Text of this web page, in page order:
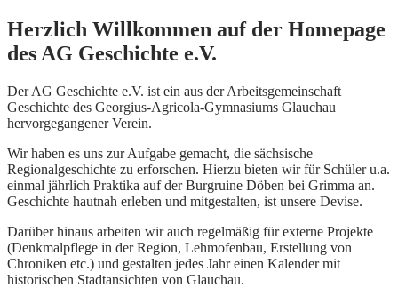
Herzlich Willkommen auf der Homepage
des AG Geschichte e.V.
Der AG Geschichte e.V. ist ein aus der Arbeitsgemeinschaft
Geschichte des Georgius-Agricola-Gymnasiums Glauchau
hervorgegangener Verein.
Wir haben es uns zur Aufgabe gemacht, die sächsische
Regionalgeschichte zu erforschen. Hierzu bieten wir für Schüler u.a.
einmal jährlich Praktika auf der Burgruine Döben bei Grimma an.
Geschichte hautnah erleben und mitgestalten, ist unsere Devise.
Darüber hinaus arbeiten wir auch regelmäßig für externe Projekte
(Denkmalpflege in der Region, Lehmofenbau, Erstellung von
Chroniken etc.) und gestalten jedes Jahr einen Kalender mit
historischen Stadtansichten von Glauchau.